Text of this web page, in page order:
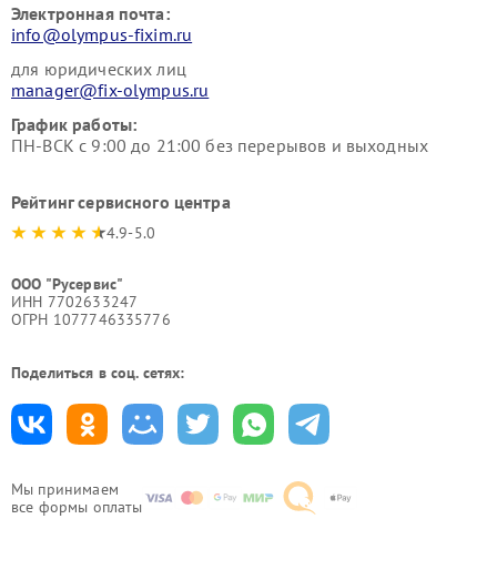
Мы принимаем
все формы оплаты
Электронная почта:
info@olympus-fixim.ru
для юридических лиц
manager@fix-olympus.ru
График работы:
ПН-ВСК с 9:00 до 21:00 без перерывов и выходных
Рейтинг сервисного центра
4.9-5.0
ООО "Русервис"
ИНН 7702633247
ОГРН 1077746335776
Поделиться в соц. сетях: